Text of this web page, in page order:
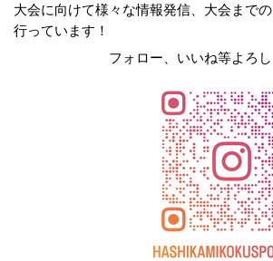
大会に向けて様々な情報発信、大会まで
行っています！
フォロー、いいね等よろしく